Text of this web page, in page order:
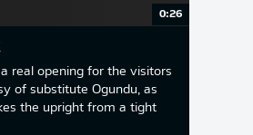
0:26
a real opening for the visitors
of substitute Ogundu, as
the upright from a tight